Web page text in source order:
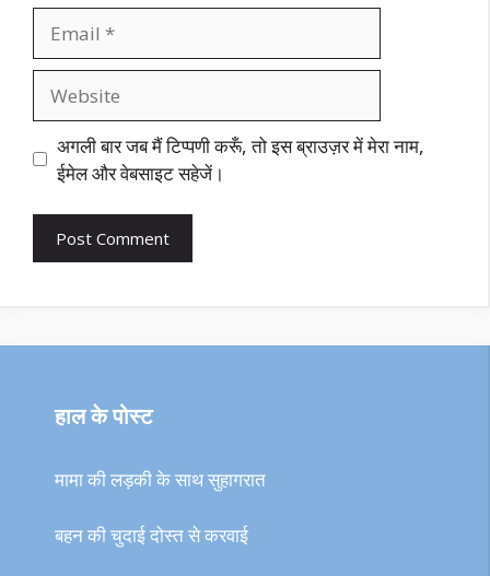
अगली बार जब मैं टिप्पणी करूँ, तो इस ब्राउज़र में मेरा नाम,
ईमेल और वेबसाइट सहेजें।
हाल के पोस्ट
मामा की लड़की के साथ सुहागरात
बहन की चुदाई दोस्त से करवाई